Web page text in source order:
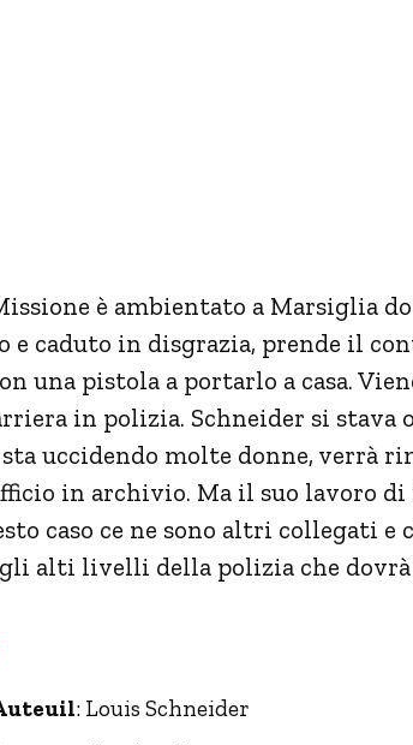
è ambientato a Marsiglia
e caduto in disgrazia, prende il
una pistola a portarlo a casa.
in polizia. Schneider si
uccidendo molte donne, verrà
in archivio. Ma il suo lavoro
caso ce ne sono altri collegati e
alti livelli della polizia che dovrà
: Louis Schneider